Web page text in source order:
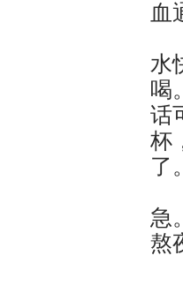
血
水
喝
话
杯
了。
急
熬